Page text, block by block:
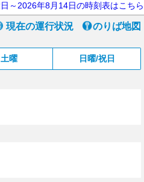
～2026年8月14日の時刻表はこちら
現在の運行状況 のりば地図
土曜 日曜/祝日